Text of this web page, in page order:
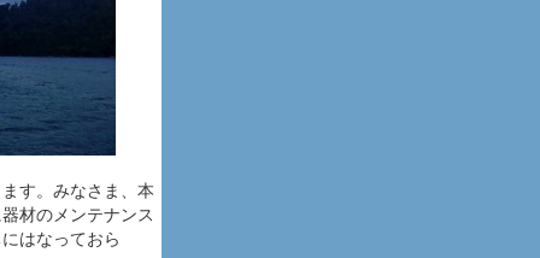
す。みなさま、本
材のメンテナンス
はなっておら